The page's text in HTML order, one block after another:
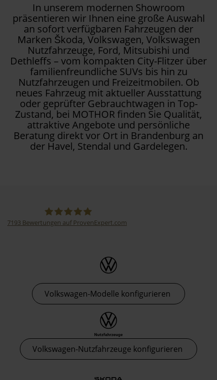
In unserem modernen Showroom
präsentieren wir Ihnen eine große Auswahl
an sofort verfügbaren Fahrzeugen der
Marken Škoda, Volkswagen, Volkswagen
Nutzfahrzeuge, Ford, Mitsubishi und
Dethleffs – vom kompakten City-Flitzer über
familienfreundliche SUVs bis hin zu
Nutzfahrzeugen und Freizeitmobilen. Ob
neues Fahrzeug mit aktueller Ausstattung
oder geprüfter Gebrauchtwagen in Top-
Zustand, bei MOTHOR finden Sie Qualität,
attraktive Angebote und persönliche
Beratung direkt vor Ort in Brandenburg an
der Havel, Stendal und Gardelegen.
7193 Bewertungen auf ProvenExpert.com
Volkswagen-Modelle konfigurieren
Volkswagen-Nutzfahrzeuge konfigurieren